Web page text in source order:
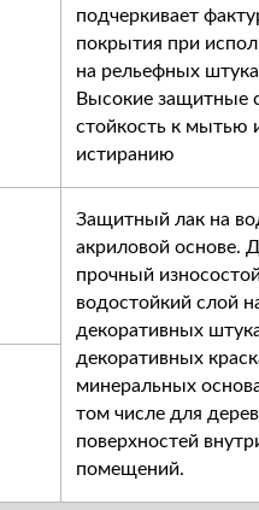
подчеркивает
покрытия при
на рельефных
Высокие защитные
стойкость к мытью
истиранию
Защитный лак на
акриловой основе.
прочный
водостойкий слой
декоративных
декоративных
минеральных
том числе для
поверхностей
помещений.